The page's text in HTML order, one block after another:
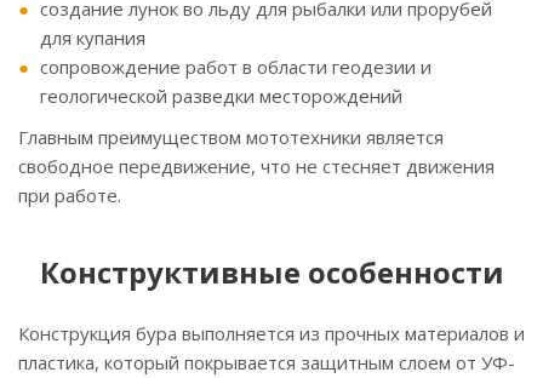
создание лунок во льду для рыбалки или прорубей
для купания
сопровождение работ в области геодезии и
геологической разведки месторождений
Главным преимуществом мототехники является
свободное передвижение, что не стесняет движения
при работе.
Конструктивные особенности
Конструкция бура выполняется из прочных материалов и
пластика, который покрывается защитным слоем от УФ-